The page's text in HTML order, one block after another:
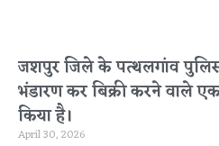
जशपुर जिले के पत्थलगांव
भंडारण कर बिक्री करने वाले
किया है।
April 30, 2026